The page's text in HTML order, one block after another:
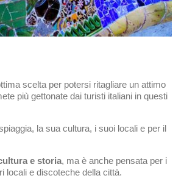
scelta per potersi ritagliare un attimo
più gettonate dai turisti italiani in questi
la sua cultura, i suoi locali e per il
e storia, ma è anche pensata per i
locali e discoteche della città.